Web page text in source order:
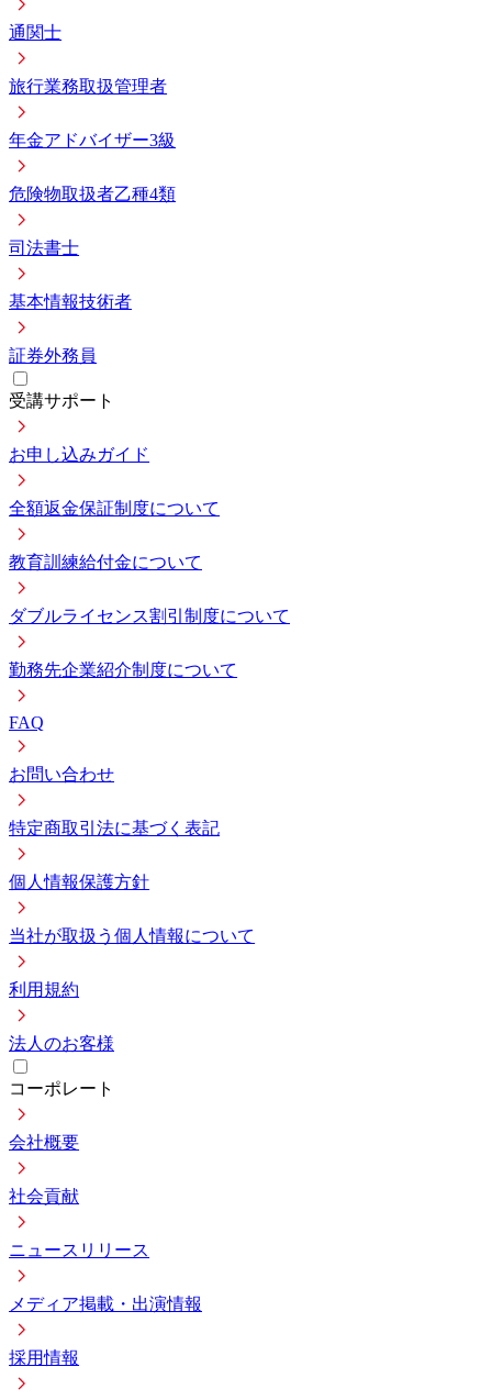
通関士
旅行業務取扱管理者
年金アドバイザー3級
危険物取扱者乙種4類
司法書士
基本情報技術者
証券外務員
受講サポート
お申し込みガイド
全額返金保証制度について
教育訓練給付金について
ダブルライセンス割引制度について
勤務先企業紹介制度について
FAQ
お問い合わせ
特定商取引法に基づく表記
個人情報保護方針
当社が取扱う個人情報について
利用規約
法人のお客様
コーポレート
会社概要
社会貢献
ニュースリリース
メディア掲載・出演情報
採用情報